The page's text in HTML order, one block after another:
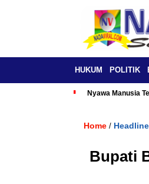
HUKUM POLITIK
Nyawa Manusia
Home /
Bupati